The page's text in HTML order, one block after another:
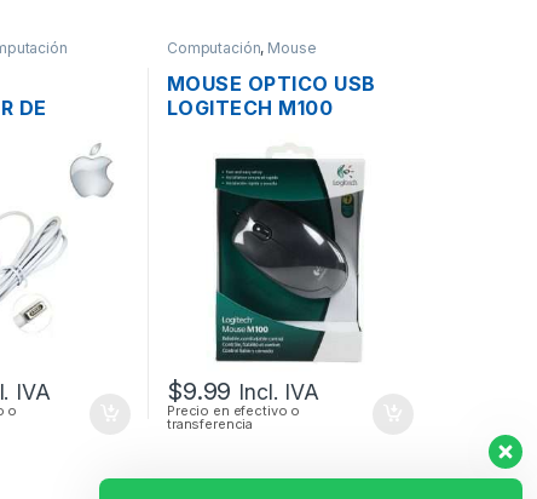
DE
MACBOOK
15.4V 3.1A
IVA
o
Computación, Mouse
MOUSE OPTICO USB
LOGITECH M100
$9.99 Incl. IVA
Precio en efectivo o
transferencia